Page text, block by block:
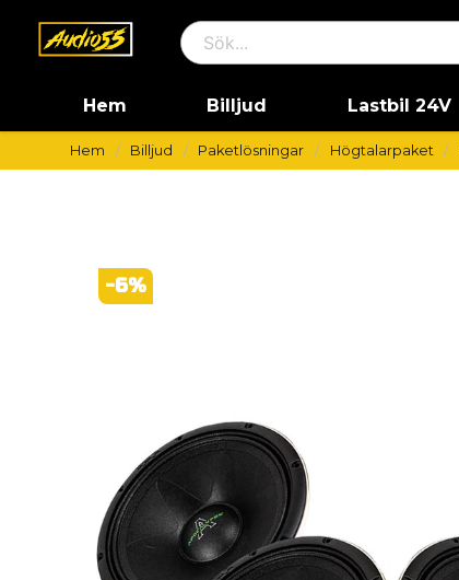
Hem Billjud Lastbil 24V
Hem Billjud Paketlösningar Högtalarpaket
-6%